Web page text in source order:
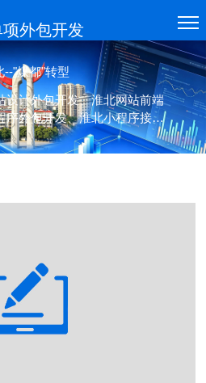
项外包开发
--"煤都"转型
设计外包开发、淮北网站前端
序外包开发、淮北小程序接口
包开发等各类项目的单项(设
、开发)外包服务